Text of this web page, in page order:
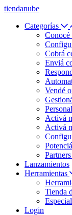
tiendanube
Categorías
Conocé
Cobrá
Enviá
Vendé
Activá
Activá
Lanzamientos
Herramientas
Tienda
Login